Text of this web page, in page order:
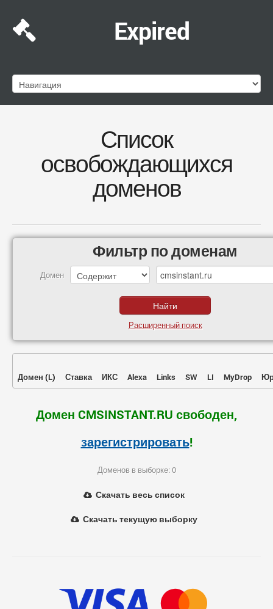
Expired
Список
освобождающихся
доменов
Фильтр по доменам
Домен
Расширенный поиск
Домен (L) Ставка ИКС Alexa Links SW LI MyDrop
Домен CMSINSTANT.RU свободен,
зарегистрировать!
Доменов в выборке: 0
Скачать весь список
Скачать текущую выборку